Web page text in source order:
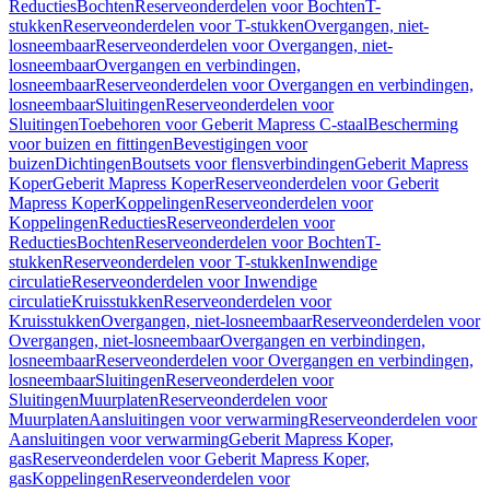
ReductiesBochtenReserveonderdelen voor BochtenT-
stukkenReserveonderdelen voor T-stukkenOvergangen, niet-
losneembaarReserveonderdelen voor Overgangen, niet-
losneembaarOvergangen en verbindingen,
losneembaarReserveonderdelen voor Overgangen en verbindingen,
losneembaarSluitingenReserveonderdelen voor
SluitingenToebehoren voor Geberit Mapress C-staalBescherming
voor buizen en fittingenBevestigingen voor
buizenDichtingenBoutsets voor flensverbindingenGeberit Mapress
KoperGeberit Mapress KoperReserveonderdelen voor Geberit
Mapress KoperKoppelingenReserveonderdelen voor
KoppelingenReductiesReserveonderdelen voor
ReductiesBochtenReserveonderdelen voor BochtenT-
stukkenReserveonderdelen voor T-stukkenInwendige
circulatieReserveonderdelen voor Inwendige
circulatieKruisstukkenReserveonderdelen voor
KruisstukkenOvergangen, niet-losneembaarReserveonderdelen voor
Overgangen, niet-losneembaarOvergangen en verbindingen,
losneembaarReserveonderdelen voor Overgangen en verbindingen,
losneembaarSluitingenReserveonderdelen voor
SluitingenMuurplatenReserveonderdelen voor
MuurplatenAansluitingen voor verwarmingReserveonderdelen voor
Aansluitingen voor verwarmingGeberit Mapress Koper,
gasReserveonderdelen voor Geberit Mapress Koper,
gasKoppelingenReserveonderdelen voor